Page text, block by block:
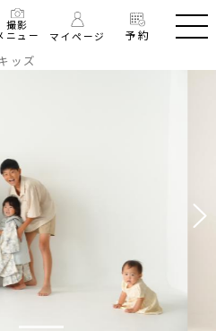
予約
マイページ
撮影
ニュー
ッズ